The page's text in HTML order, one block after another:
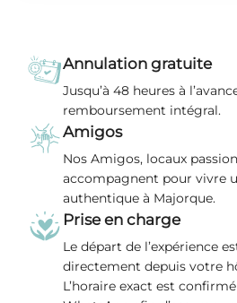
Annulation gratuite
Jusqu’à 48 heures à
remboursement intégral.
Amigos
Nos Amigos, locaux
accompagnent pour vivre
authentique à Majorque.
Prise en charge
Le départ de l’expérience
directement depuis votre
L’horaire exact est